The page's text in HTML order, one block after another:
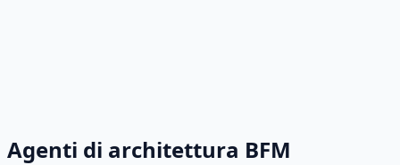
Agenti di architettura BFM